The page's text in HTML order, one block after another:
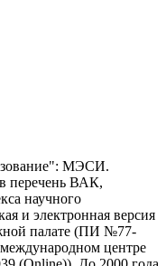
МЭСИ.
перечень ВАК,
научного
и электронная версия
палате (ПИ №77-
центре